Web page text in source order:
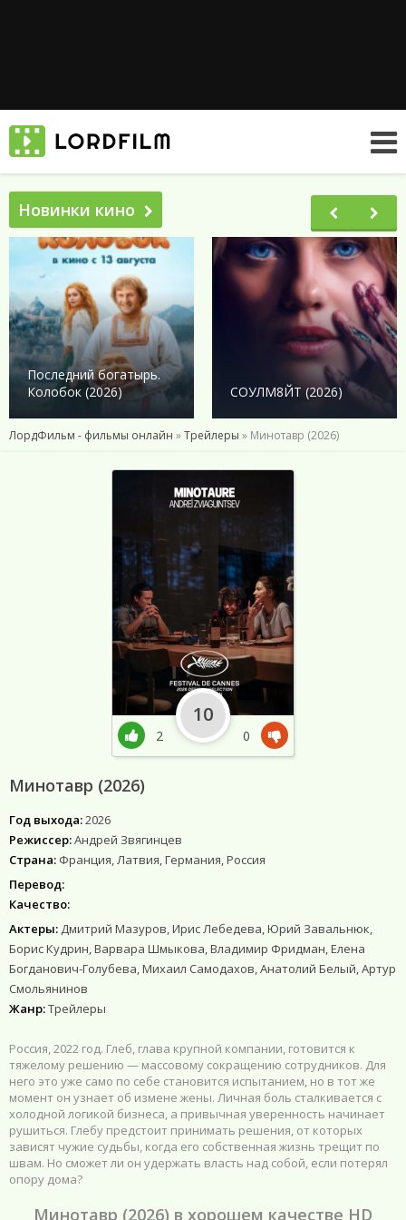
Новинки кино
Последний богатырь.
Колобок (2026)
СОУЛМ8ЙТ (2026)
ЛордФильм - фильмы онлайн »Трейлеры » Минотавр (2026)
Минотавр (2026)
Год выхода:2026
Режиссер:Андрей Звягинцев
Страна: Франция, Латвия, Германия, Россия
Перевод:
Качество:
Актеры: Дмитрий Мазуров, Ирис Лебедева, Юрий Завальнюк,
Борис Кудрин, Варвара Шмыкова, Владимир Фридман, Елена
Богданович-Голубева, Михаил Самодахов, Анатолий Белый, Артур
Смольянинов
Жанр:Трейлеры
Россия, 2022 год. Глеб, глава крупной компании, готовится к
тяжелому решению — массовому сокращению сотрудников. Для
него это уже само по себе становится испытанием, но в тот же
момент он узнает об измене жены. Личная боль сталкивается с
холодной логикой бизнеса, а привычная уверенность начинает
рушиться. Глебу предстоит принимать решения, от которых
зависят чужие судьбы, когда его собственная жизнь трещит по
швам. Но сможет ли он удержать власть над собой, если потерял
опору дома?
Минотавр (2026) в хорошем качестве HD
2
10
0